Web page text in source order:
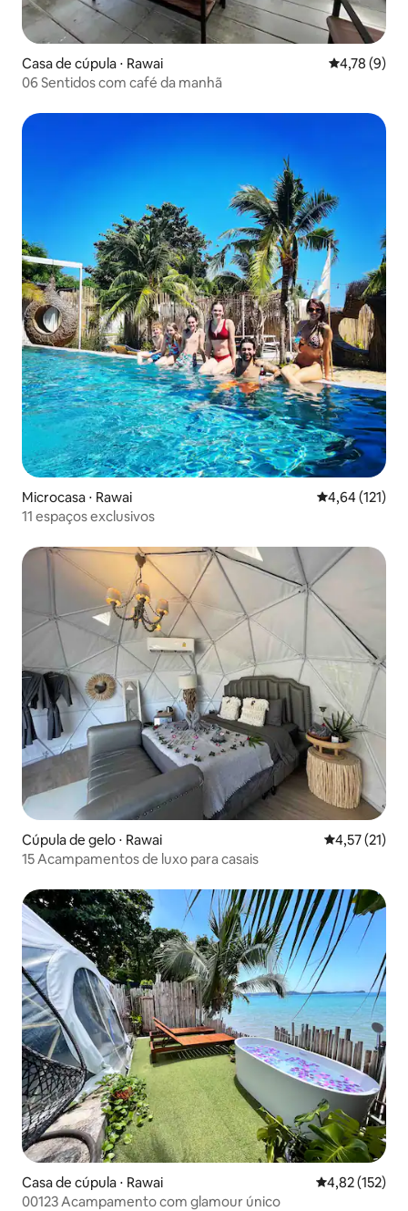
Casa de cúpula ⋅ Rawai 4,78 de
4,78 (9)
06 Sentidos com café da manhã
Microcasa ⋅ Rawai 4,64 de uma
4,64 (121)
11 espaços exclusivos
Cúpula de gelo ⋅ Rawai 4,57 de uma
4,57 (21)
15 Acampamentos de luxo para casais
Casa de cúpula ⋅ Rawai 4,82 de uma
4,82 (152)
00123 Acampamento com glamour único